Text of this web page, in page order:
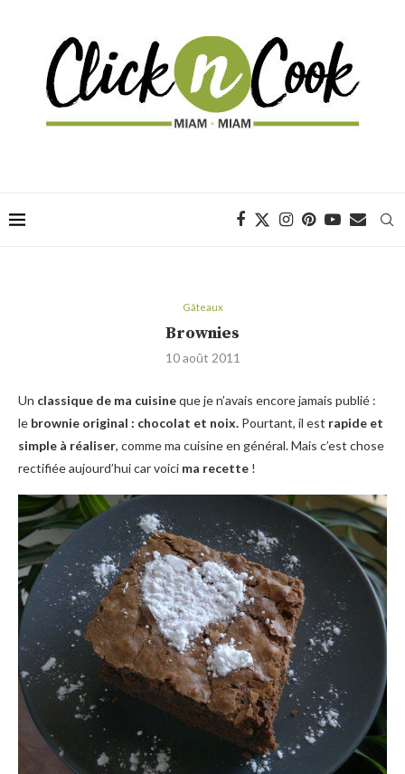
Gâteaux
Brownies
10 août 2011
Un classique de ma cuisineque je n’avais encore jamais publié :
le brownie original : chocolat et noix. Pourtant, il est rapide et
simple à réaliser, comme ma cuisine en général. Mais c’est chose
rectifiée aujourd’hui car voici ma recette !